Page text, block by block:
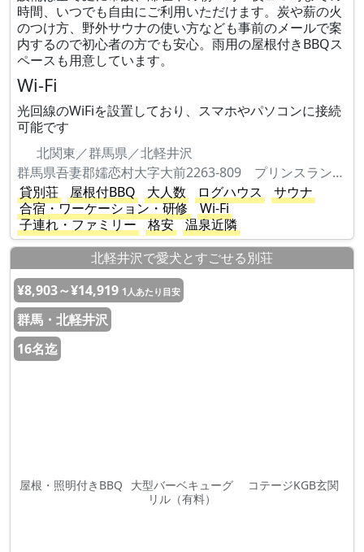
時間、いつでも自由にご利用いただけます。炭や薪の火
のつけ方、野外サウナの使い方なども事前のメールで案
内するので初心者の方でも安心。雨用の屋根付きBBQス
ペースも用意しています。
Wi-Fi
光回線のWiFiを設置しており、スマホやパソコンに接続
可能です
北関東／群馬県／北軽井沢
群馬県吾妻郡嬬恋村大字大前2263-809 プリンスランド花の街210-2
貸別荘
屋根付BBQ 大人数 ログハウス
サウナ
合宿・ワーケーション・研修
Wi-Fi
子連れ・ファミリー
格安
温泉近隣
北軽井沢で愛犬とすごせる別荘
¥8,903～¥14,919 1人あたり目安
群馬・北軽井沢
16名迄
屋根・照明付きBBQ
大型バーベキューグ
リル（有料）
コテージKGB玄関